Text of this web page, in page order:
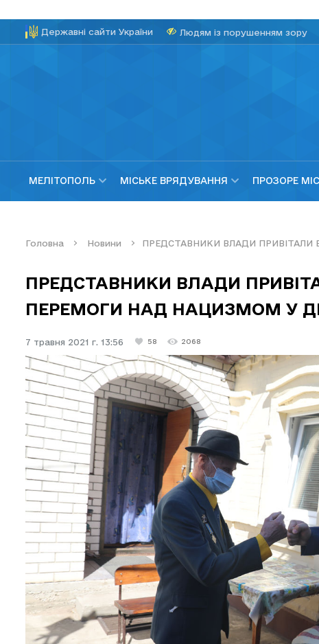
Державні сайти України Людям із порушенням зору
МЕЛІТОПОЛЬ МІСЬКЕ ВРЯДУВАННЯ ПРОЗОРЕ
Головна Новини ПРЕДСТАВНИКИ ВЛАДИ ПРИВІТАЛИ
ПРЕДСТАВНИКИ ВЛАДИ
ПЕРЕМОГИ НАД НАЦИЗМОМ У
7 травня 2021 г. 13:56 58 2068